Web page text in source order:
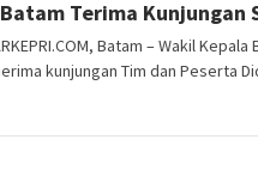
Batam Terima Kunjungan
Batam – Wakil
kunjungan Tim dan Peserta